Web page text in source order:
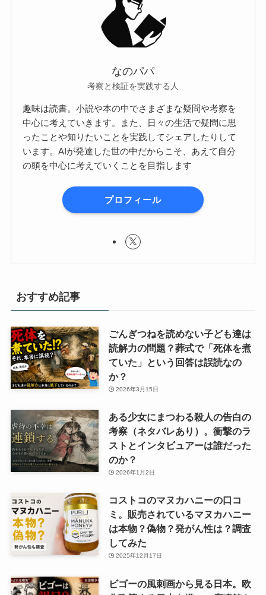
なのパパ
考察と検証を実践する人
趣味は読書。小説や本の中でさまざまな疑問や考察を
中心に考えていきます。また、日々の生活で疑問に思
ったことや知りたいことを実践してシェアしたりして
います。AIが発達した世の中だからこそ、あえて自分
の頭を中心に考えていくことを目指します
プロフィール
おすすめ記事
ごんぎつねを読めない子ども達は
読解力の問題？葬式で「死体を煮
ていた」という回答は誤読なの
か？
2026年3月15日
ある少女にまつわる殺人の告白の
考察（ネタバレあり）。衝撃のラ
ストとインタビュアーは誰だった
のか？
2026年1月2日
コストコのマヌカハニーの口コ
ミ。販売されているマヌカハニー
は本物？偽物？発がん性は？調査
してみた
2025年12月17日
ビゴーの風刺画から見る日本。欧